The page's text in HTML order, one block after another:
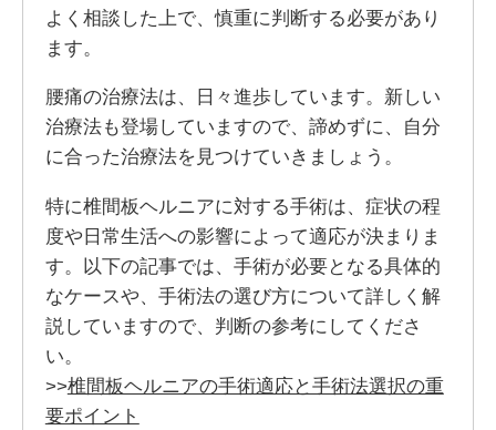
よく相談した上で、慎重に判断する必要があり
ます。
腰痛の治療法は、日々進歩しています。新しい
治療法も登場していますので、諦めずに、自分
に合った治療法を見つけていきましょう。
特に椎間板ヘルニアに対する手術は、症状の程
度や日常生活への影響によって適応が決まりま
す。以下の記事では、手術が必要となる具体的
なケースや、手術法の選び方について詳しく解
説していますので、判断の参考にしてくださ
い。
>>椎間板ヘルニアの手術適応と手術法選択の重
要ポイント